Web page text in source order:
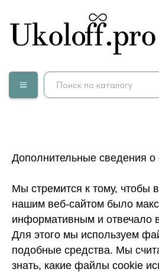
Дополнительные сведения
Мы стремится к тому, чтобы
нашим веб-сайтом было
информативным и отвечало
Для этого мы используем
подобные средства. Мы
знать, какие файлы cookie